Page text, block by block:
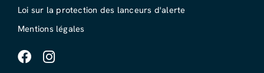
Loi sur la protection des lanceurs d'alerte
Mentions légales